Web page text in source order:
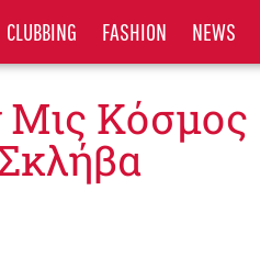
CLUBBING FASHION NEWS
Μις Κόσμος